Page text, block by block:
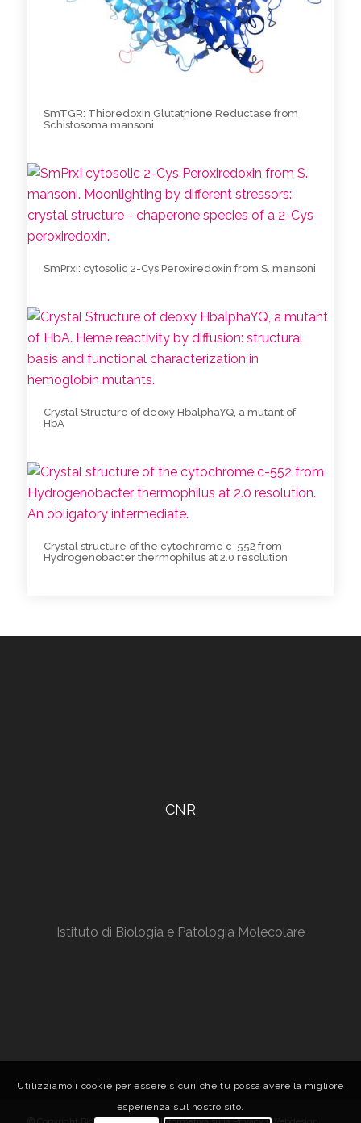
SmTGR: Thioredoxin Glutathione Reductase from
Schistosoma mansoni
SmPrxI: cytosolic 2-Cys Peroxiredoxin from S. mansoni
Crystal Structure of deoxy HbalphaYQ, a mutant of
HbA
Crystal structure of the cytochrome c-552 from
Hydrogenobacter thermophilus at 2.0 resolution
CNR
Istituto di Biologia e Patologia Molecolare
Utilizziamo i cookie per essere sicuri che tu possa avere la migliore
esperienza sul nostro sito.